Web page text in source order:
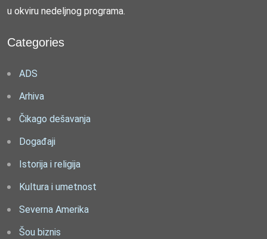
u okviru nedeljnog programa.
Categories
ADS
Arhiva
Čikago dešavanja
Događaji
Istorija i religija
Kultura i umetnost
Severna Amerika
Šou biznis